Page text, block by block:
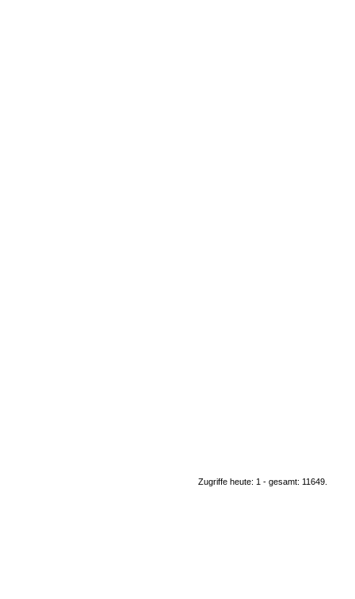
Zugriffe heute: 1 - gesamt: 11649.